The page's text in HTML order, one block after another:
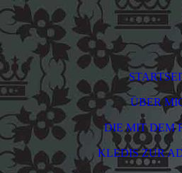
ÜBER
DIE MIT DEM
KLEDIS ZUR